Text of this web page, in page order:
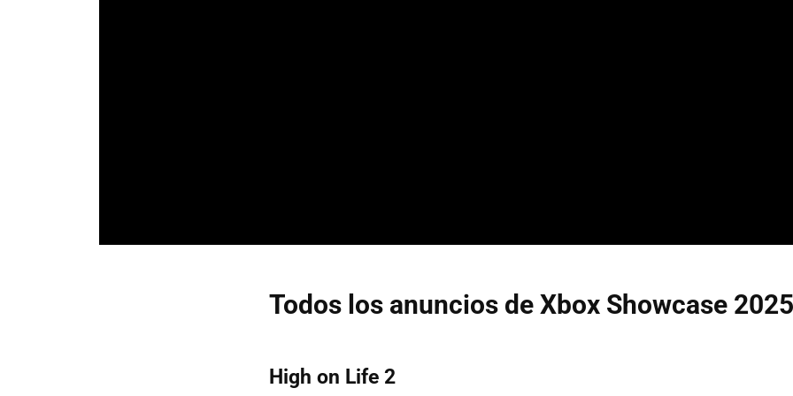
Todos los anuncios de Xbox Showcase 2025
High on Life 2